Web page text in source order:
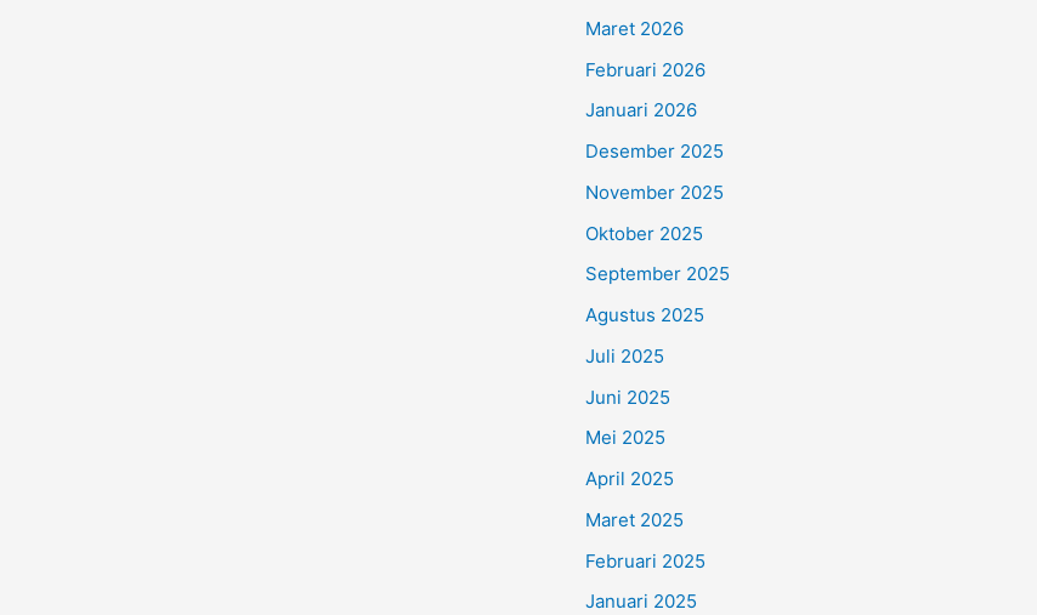
Maret 2026
Februari 2026
Januari 2026
Desember 2025
November 2025
Oktober 2025
September 2025
Agustus 2025
Juli 2025
Juni 2025
Mei 2025
April 2025
Maret 2025
Februari 2025
Januari 2025